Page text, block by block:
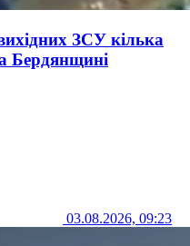
ЗСУ кілька
Бердянщині
03.08.2026, 09:23